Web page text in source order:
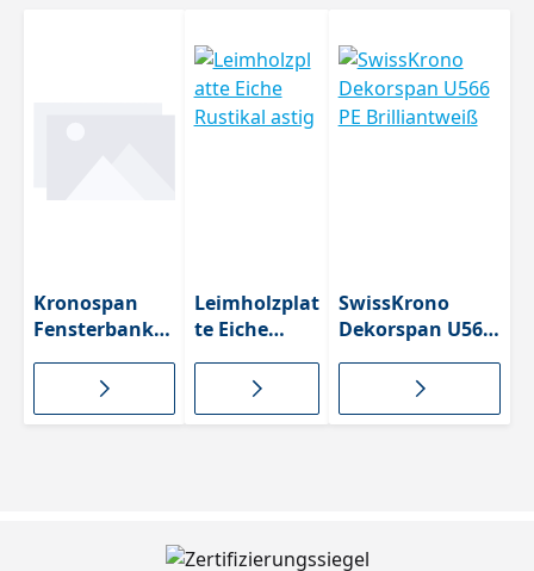
mm
Kronospan
Fensterbank
Leimholzplat
te Eiche
SwissKrono
Dekorspan U566